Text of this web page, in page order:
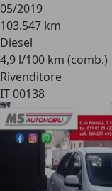
05/2019
103.547 km
Diesel
4,9 l/100 km (comb.)
Rivenditore
IT 00138